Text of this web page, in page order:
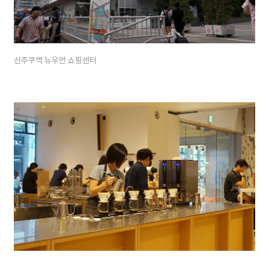
신주쿠역 뉴우먼 쇼핑센터